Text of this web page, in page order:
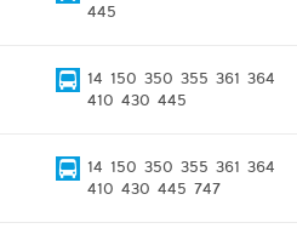
445
14 150 350 355 361 364
410 430 445
14 150 350 355 361 364
410 430 445 747